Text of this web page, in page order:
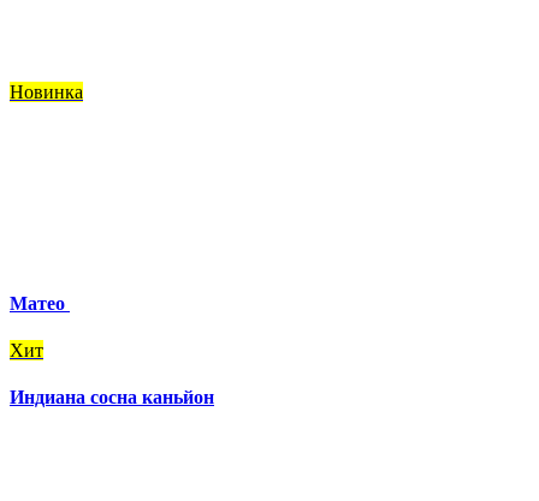
Новинка
Матео
Хит
Индиана сосна каньйон